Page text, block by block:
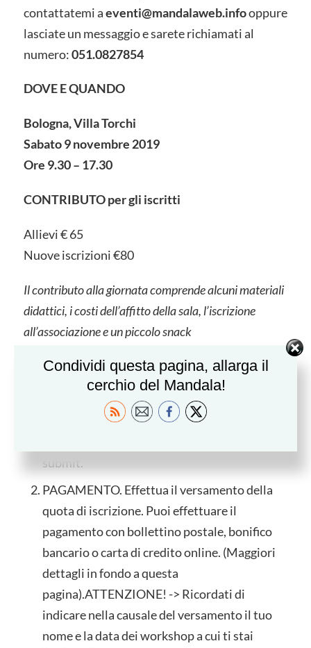
contattatemi aeventi@mandalaweb.infooppure
lasciate un messaggio e sarete richiamati al
numero:051.0827854
DOVE E QUANDO
Bologna, Villa Torchi
Sabato 9 novembre 2019
Ore 9.30 – 17.30
CONTRIBUTO per gli iscritti
Allievi € 65
Nuove iscrizioni €80
Il contributo alla giornata comprende alcuni materiali
didattici, i costi dell’affitto della sala, l’iscrizione
all’associazione e un piccolo snack
MODALITA’ DI ISCRIZIONE
REGISTRAZIONE. Compila ilmodulo di
registrazioneal corso on line in ogni sua parte
submit.
PAGAMENTO. Effettua il versamento della
quota di iscrizione. Puoi effettuare il
pagamento con bollettino postale, bonifico
bancario o carta di credito online. (Maggiori
dettagli in fondo a questa
pagina).ATTENZIONE! -> Ricordati di
indicare nella causale del versamento il tuo
nome e la data dei workshop a cui ti stai
Condividi questa pagina, allarga il
cerchio del Mandala!